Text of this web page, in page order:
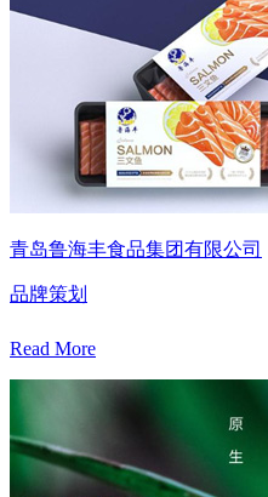
青岛鲁海丰食品集团有限公司
品牌策划
Read More